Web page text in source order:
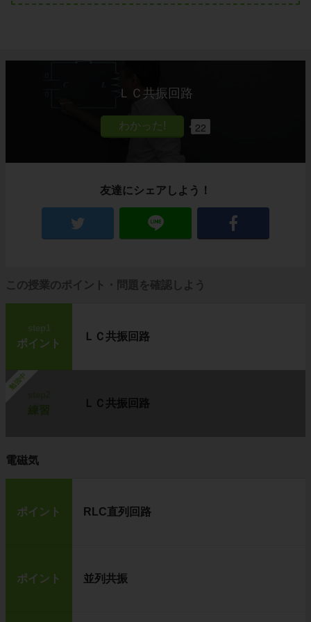
ＬＣ共振回路
22
友達にシェアしよう！
この授業のポイント・問題を確認しよう
step1
ポイント
ＬＣ共振回路
勉強中
ＬＣ共振回路
電磁気
ポイント RLC直列回路
ポイント 並列共振